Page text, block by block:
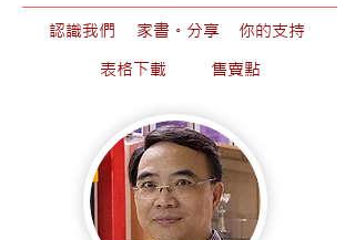
認識我們 家書。分享
你的支持
表格下載
售賣點